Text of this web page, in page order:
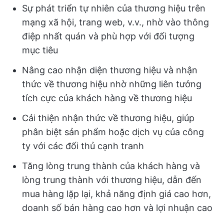
Sự phát triển tự nhiên của thương hiệu trên
mạng xã hội, trang web, v.v., nhờ vào thông
điệp nhất quán và phù hợp với đối tượng
mục tiêu
Nâng cao nhận diện thương hiệu và nhận
thức về thương hiệu nhờ những liên tưởng
tích cực của khách hàng về thương hiệu
Cải thiện nhận thức về thương hiệu, giúp
phân biệt sản phẩm hoặc dịch vụ của công
ty với các đối thủ cạnh tranh
Tăng lòng trung thành của khách hàng và
lòng trung thành với thương hiệu, dẫn đến
mua hàng lặp lại, khả năng định giá cao hơn,
doanh số bán hàng cao hơn và lợi nhuận cao